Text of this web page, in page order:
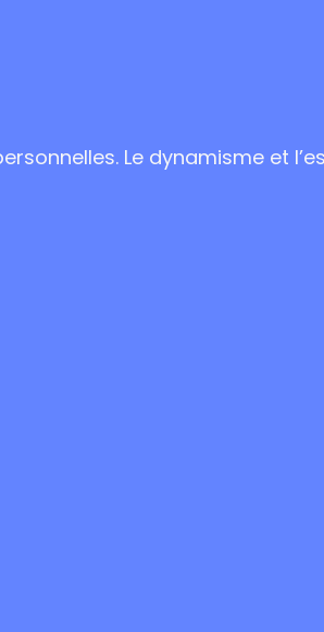
Le dynamisme et